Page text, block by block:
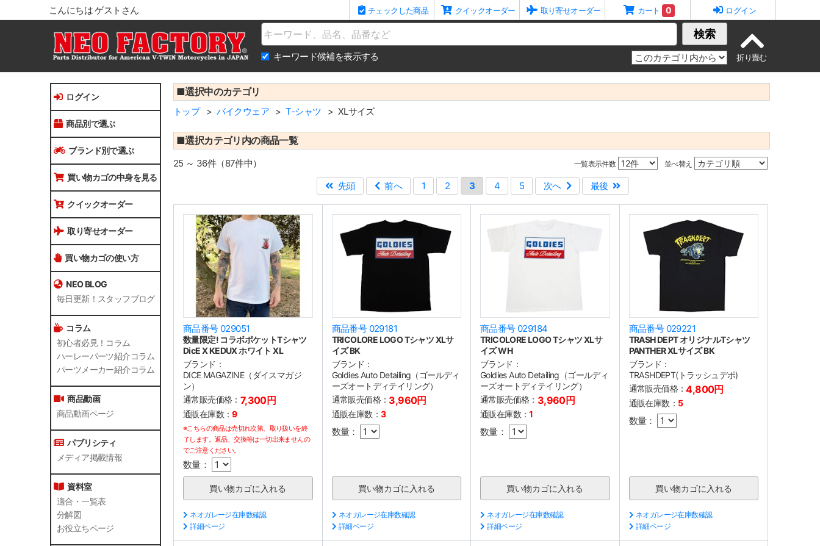
こんにちは ゲストさん チェックした商品 クイックオーダー 取り寄せオーダー カート 0 ログイン
Name 検索
キーワード候補を表示する
ログイン
商品別で選ぶ
ブランド別で選ぶ
買い物カゴの中身を見る
クイックオーダー
取り寄せオーダー
買い物カゴの使い方
NEO BLOG
毎日更新！スタッフブログ
コラム
初心者必見！コラム
ハーレーパーツ紹介コラム
パーツメーカー紹介コラム
商品動画
商品動画ページ
パブリシティ
メディア掲載情報
資料室
適合・一覧表
分解図
お役立ちページ
■選択中のカテゴリ
トップ バイクウェア T-シャツ XLサイズ
■選択カテゴリ内の商品一覧
一覧表示件数 並べ替え
25 ～ 36件（87件中）
先頭
前へ 1 2 3 4 5 次へ 最後
商品番号 029051
数量限定! コラボポケットTシャツ
DicE X KEDUX ホワイト XL
ブランド：
DICE MAGAZINE（ダイスマガジ
ン）
通常販売価格： 7,300円
通販在庫数：9
※こちらの商品は売切れ次第、取り扱いを終
了します。返品、交換等は一切出来ませんの
でご注意ください。
数量：
ネオガレージ在庫数確認
詳細ページ
商品番号 029181
TRICOLORE LOGO Tシャツ XLサ
イズ BK
ブランド：
Goldies Auto Detailing（ゴールディ
ーズオートディテイリング）
通常販売価格： 3,960円
通販在庫数： 3
数量：
ネオガレージ在庫数確認
詳細ページ
商品番号 029184
TRICOLORE LOGO Tシャツ XLサ
イズ WH
ブランド：
Goldies Auto Detailing（ゴールディ
ーズオートディテイリング）
通常販売価格： 3,960円
通販在庫数：1
数量：
ネオガレージ在庫数確認
詳細ページ
商品番号 029221
TRASH DEPT オリジナルTシャツ
PANTHER XLサイズ BK
ブランド：
TRASHDEPT(トラッシュデポ)
通常販売価格：4,800円
通販在庫数： 5
数量：
ネオガレージ在庫数確認
詳細ページ